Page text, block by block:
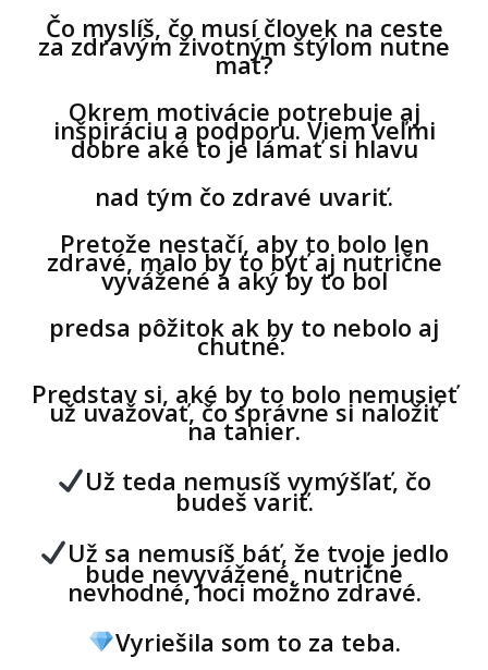
Čo myslíš, čo musí človek na ceste
za zdravým životným štýlom nutne
mať?
Okrem motivácie potrebuje aj
inšpiráciu a podporu. Viem veľmi
dobre aké to je lámať si hlavu
nad tým čo zdravé uvariť.
Pretože nestačí, aby to bolo len
zdravé, malo by to byť aj nutrične
vyvážené a aký by to bol
predsa pôžitok ak by to nebolo aj
chutné.
Predstav si, aké by to bolo nemusieť
už uvažovať, čo správne si naložiť
na tanier.
Už teda nemusíš vymýšľať, čo
budeš variť.
Už sa nemusíš báť, že tvoje jedlo
bude nevyvážené, nutrične
nevhodné, hoci možno zdravé.
Vyriešila som to za teba.